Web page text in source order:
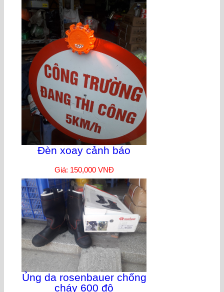
Đèn xoay cảnh báo
Giá: 150,000 VNĐ
Ủng da rosenbauer chống
cháy 600 độ